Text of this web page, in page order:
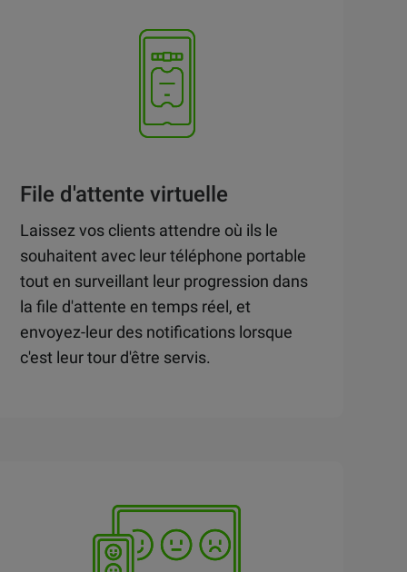
File d'attente virtuelle
Laissez vos clients attendre où ils le
souhaitent avec leur téléphone portable
tout en surveillant leur progression dans
la file d'attente en temps réel, et
envoyez-leur des notifications lorsque
c'est leur tour d'être servis.